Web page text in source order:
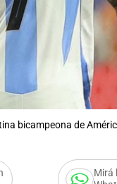
bicampeona de
Mirá